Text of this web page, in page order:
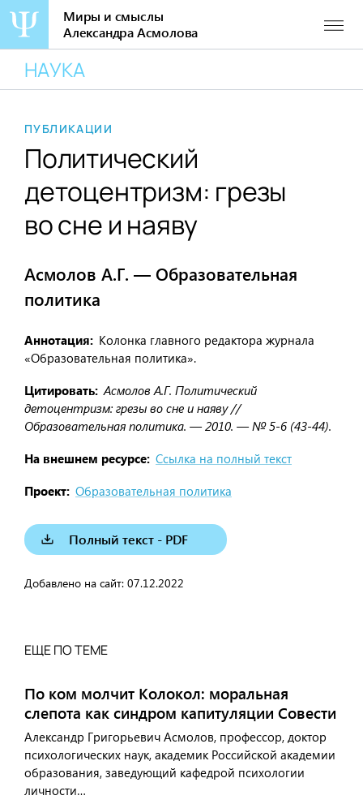
содержанию
Миры и смыслы
Александра Асмолова
НАУКА
ПУБЛИКАЦИИ
Политический
детоцентризм: грезы
во сне и наяву
Асмолов А.Г. — Образовательная
политика
Аннотация
Колонка главного редактора журнала
«Образовательная политика».
Цитировать Асмолов А.Г. Политический
детоцентризм: грезы во сне и наяву //
Образовательная политика. — 2010. — № 5-6 (43-44).
На внешнем ресурсе Ссылка на полный текст
Проект Образовательная политика
Полный текст - PDF
Добавлено на сайт: 07.12.2022
ЕЩЕ ПО ТЕМЕ
По ком молчит Колокол: моральная
слепота как синдром капитуляции Совести
Александр Григорьевич Асмолов, профессор, доктор
психологических наук, академик Российской академии
образования, заведующий кафедрой психологии
личности…